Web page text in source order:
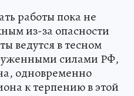
работы пока не
из-за опасности
ведутся в тесном
силами РФ,
одновременно
к терпению в этой